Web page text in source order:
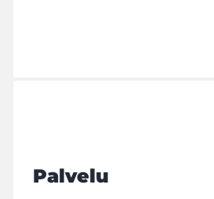
Palvelu